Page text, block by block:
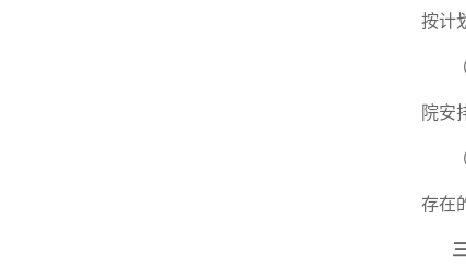
按计
院安
存在